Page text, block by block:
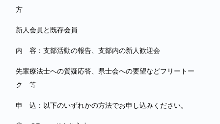
方
新人会員と既存会員
内 容：支部活動の報告、支部内の新人歓迎会
先輩療法士への質疑応答、県士会への要望などフリートー
ク 等
申 込：以下のいずれかの方法でお申し込みください。